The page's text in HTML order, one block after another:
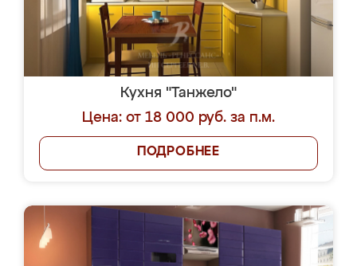
Кухня "Танжело"
Цена: от 18 000 руб. за п.м.
ПОДРОБНЕЕ